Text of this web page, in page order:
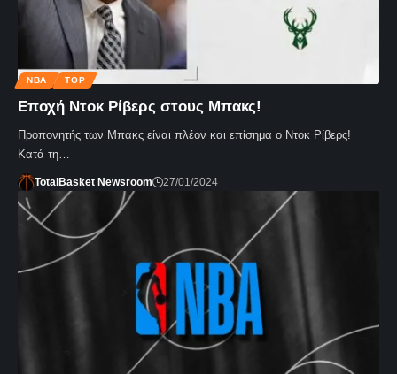
NBA TOP
Εποχή Ντοκ Ρίβερς στους Μπακς!
Προπονητής των Μπακς είναι πλέον και επίσημα ο Ντοκ Ρίβερς!
Κατά τη…
TotalBasket Newsroom 27/01/2024